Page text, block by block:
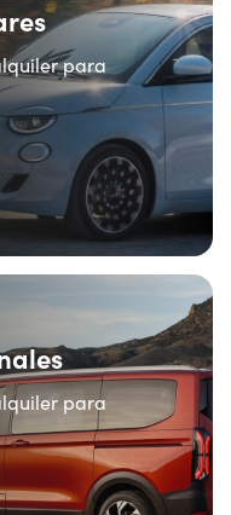
para
para